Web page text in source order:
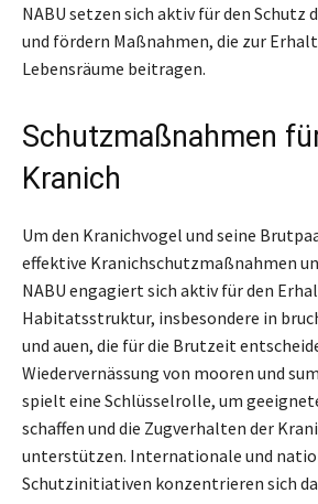
NABU setzen sich aktiv für den Schutz
und fördern Maßnahmen, die zur
Lebensräume beitragen.
Schutzmaßnahmen
Kranich
Um den Kranichvogel und seine
effektive Kranichschutzmaßnahmen
NABU engagiert sich aktiv für den
Habitatsstruktur, insbesondere in
und auen, die für die Brutzeit
Wiedervernässung von mooren und
spielt eine Schlüsselrolle, um
schaffen und die Zugverhalten der
unterstützen. Internationale und
Schutzinitiativen konzentrieren sich